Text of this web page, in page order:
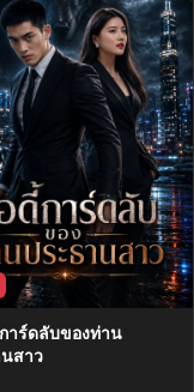
าร์ดลับของท่าน
สาว